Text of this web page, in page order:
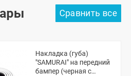
Накладка (губа)
"SAMURAI" на передний
бампер (черная с